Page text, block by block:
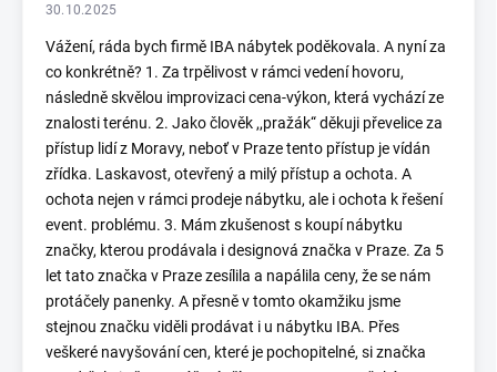
30.10.2025
Vážení, ráda bych firmě IBA nábytek poděkovala. A nyní za
co konkrétně? 1. Za trpělivost v rámci vedení hovoru,
následně skvělou improvizaci cena-výkon, která vychází ze
znalosti terénu. 2. Jako člověk ,,pražák“ děkuji převelice za
přístup lidí z Moravy, neboť v Praze tento přístup je vídán
zřídka. Laskavost, otevřený a milý přístup a ochota. A
ochota nejen v rámci prodeje nábytku, ale i ochota k řešení
event. problému. 3. Mám zkušenost s koupí nábytku
značky, kterou prodávala i designová značka v Praze. Za 5
let tato značka v Praze zesílila a napálila ceny, že se nám
protáčely panenky. A přesně v tomto okamžiku jsme
stejnou značku viděli prodávat i u nábytku IBA. Přes
veškeré navyšování cen, které je pochopitelné, si značka